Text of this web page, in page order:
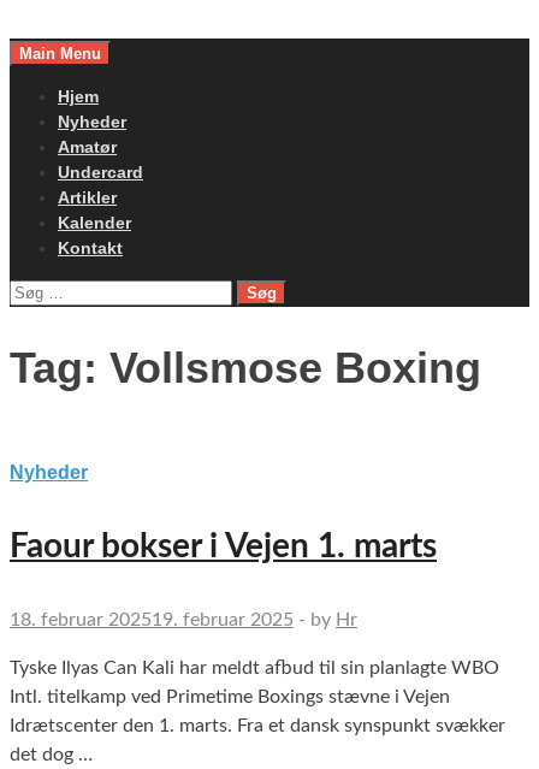
toMain Menu
Hjem
Nyheder
Amatør
Undercard
Artikler
Kalender
Kontakt
Søg
Tag: Vollsmose Boxing
Nyheder
Faour bokser i Vejen 1. marts
18. februar 202519. februar 2025 - by Hr
Tyske Ilyas Can Kali har meldt afbud til sin planlagte WBO
Intl. titelkamp ved Primetime Boxings stævne i Vejen
Idrætscenter den 1. marts. Fra et dansk synspunkt svækker
det dog …